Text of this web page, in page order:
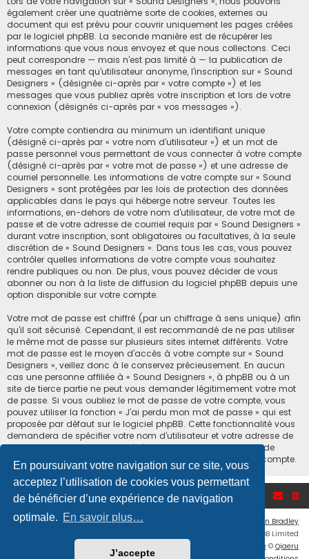
En poursuivant votre navigation sur ce site, vous
acceptez l’utilisation de cookies vous permettant
de bénéficier d’une expérience de navigation
optimale. En savoir plus…
J’accepte
également créer une quatrième sorte de cookies, externes au
document qui est prévu pour couvrir uniquement les pages créées
par le logiciel phpBB. La seconde manière est de récupérer les
informations que vous nous envoyez et que nous collectons. Ceci
peut correspondre — mais n’est pas limité à — la publication de
messages en tant qu’utilisateur anonyme, l’inscription sur « Sound
Designers » (désignée ci-après par « votre compte ») et les
messages que vous publiez après votre inscription et lors de votre
connexion (désignés ci-après par « vos messages »).
Votre compte contiendra au minimum un identifiant unique
(désigné ci-après par « votre nom d’utilisateur ») et un mot de
passe personnel vous permettant de vous connecter à votre compte
(désigné ci-après par « votre mot de passe ») et une adresse de
courriel personnelle. Les informations de votre compte sur « Sound
Designers » sont protégées par les lois de protection des données
applicables dans le pays qui héberge notre serveur. Toutes les
informations, en-dehors de votre nom d’utilisateur, de votre mot de
passe et de votre adresse de courriel requis par « Sound Designers »
durant votre inscription, sont obligatoires ou facultatives, à la seule
discrétion de « Sound Designers ». Dans tous les cas, vous pouvez
contrôler quelles informations de votre compte vous souhaitez
rendre publiques ou non. De plus, vous pouvez décider de vous
abonner ou non à la liste de diffusion du logiciel phpBB depuis une
option disponible sur votre compte.
Votre mot de passe est chiffré (par un chiffrage à sens unique) afin
qu’il soit sécurisé. Cependant, il est recommandé de ne pas utiliser
le même mot de passe sur plusieurs sites internet différents. Votre
mot de passe est le moyen d’accès à votre compte sur « Sound
Designers », veillez donc à le conservez précieusement. En aucun
cas une personne affiliée à « Sound Designers », à phpBB ou à un
site de tierce partie ne peut vous demander légitimement votre mot
de passe. Si vous oubliez le mot de passe de votre compte, vous
pouvez utiliser la fonction « J’ai perdu mon mot de passe » qui est
proposée par défaut sur le logiciel phpBB. Cette fonctionnalité vous
demandera de spécifier votre nom d’utilisateur et votre adresse de
courriel et le logiciel phpBB générera alors un nouveau mot de
passe afin que vous puissiez reprendre le contrôle de votre compte.
Accueil du forum
Ian Bradley
® Forum Software © phpBB Limited
Traduction française officielle © Qiaeru